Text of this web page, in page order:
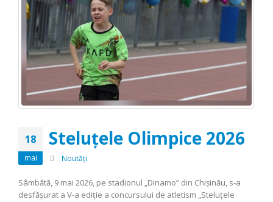
18
mai
Steluțele Olimpice 2026
Noutăți
Sâmbătă, 9 mai 2026, pe stadionul „Dinamo” din Chișinău, s-a
desfășurat a V-a ediție a concursului de atletism „Steluțele